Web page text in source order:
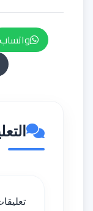
واتساب